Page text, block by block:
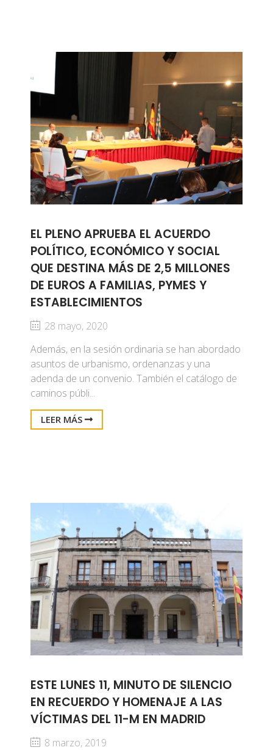
EL PLENO APRUEBA EL ACUERDO
POLÍTICO, ECONÓMICO Y SOCIAL
QUE DESTINA MÁS DE 2,5 MILLONES
DE EUROS A FAMILIAS, PYMES Y
ESTABLECIMIENTOS
28 mayo, 2020
Además, en la sesión ordinaria se han abordado
asuntos de urbanismo, ordenanzas y una
adenda de un convenio. También el catálogo de
caminos públi...
LEER MÁS
ESTE LUNES 11, MINUTO DE SILENCIO
EN RECUERDO Y HOMENAJE A LAS
VÍCTIMAS DEL 11-M EN MADRID
8 marzo, 2019